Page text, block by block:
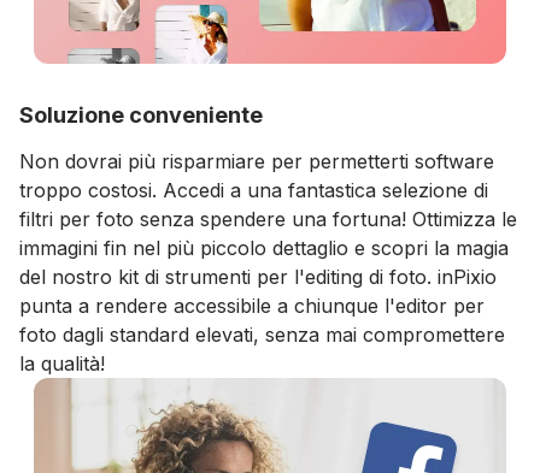
Soluzione conveniente
Non dovrai più risparmiare per permetterti software
troppo costosi. Accedi a una fantastica selezione di
filtri per foto senza spendere una fortuna! Ottimizza le
immagini fin nel più piccolo dettaglio e scopri la magia
del nostro kit di strumenti per l'editing di foto. inPixio
punta a rendere accessibile a chiunque l'editor per
foto dagli standard elevati, senza mai compromettere
la qualità!